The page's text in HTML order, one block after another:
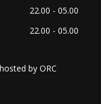
22.00 - 05.00
22.00 - 05.00
byORC